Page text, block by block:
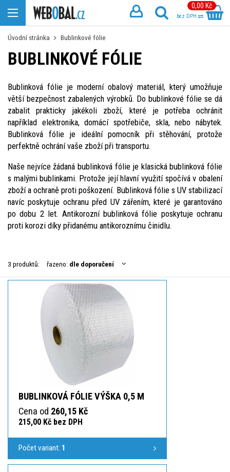
0,00 Kč
bez DPH
Úvodní stránka Bublinkové fólie
BUBLINKOVÉ FÓLIE
Bublinková fólie je moderní obalový materiál, který umožňuje
větší bezpečnost zabalených výrobků. Do bublinkové fólie se dá
zabalit prakticky jakékoli zboží, které je potřeba ochránit
například elektronika, domácí spotřebiče, skla, nebo nábytek.
Bublinková fólie je ideální pomocník při stěhování, protože
perfektně ochrání vaše zboží při transportu.
Naše nejvíce žádaná bublinková fólie je klasická bublinková fólie
s malými bublinkami. Protože její hlavní využití spočívá v obalení
zboží a ochraně proti poškození. Bublinková fólie s UV stabilizací
navíc poskytuje ochranu před UV zářením, které je garantováno
po dobu 2 let. Antikorozní bublinková fólie poskytuje ochranu
proti korozi díky přidanému antikoroznímu činidlu.
3 produktů: řazeno: dle doporučení
BUBLINKOVÁ FÓLIE VÝŠKA 0,5 M
Cena od 260,15 Kč
215,00 Kč bez DPH
Počet variant: 1